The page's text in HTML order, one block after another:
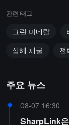
관련 태그
그린 미네랄
심해 채굴
전
주요 뉴스
08-07 16:30
SharpLink